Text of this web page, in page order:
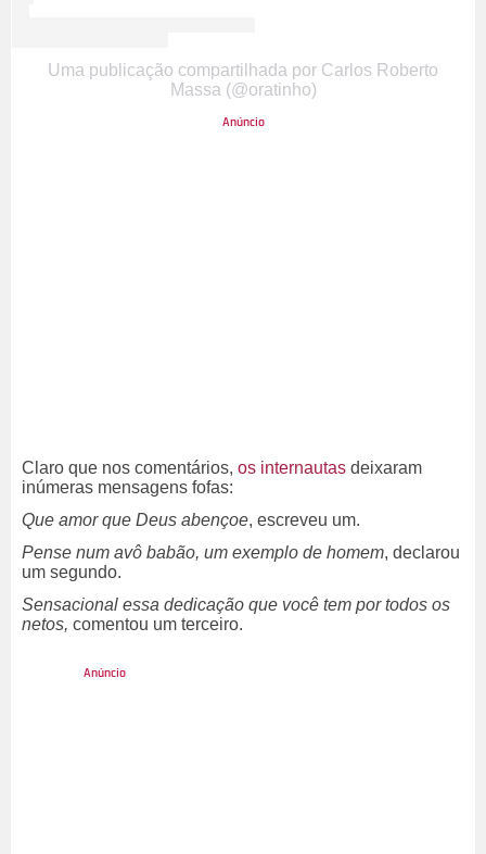
Uma publicação compartilhada por Carlos Roberto
Massa (@oratinho)
Claro que nos comentários, os internautas deixaram
inúmeras mensagens fofas:
Que amor que Deus abençoe, escreveu um.
Pense num avô babão, um exemplo de homem, declarou
um segundo.
Sensacional essa dedicação que você tem por todos os
netos, comentou um terceiro.